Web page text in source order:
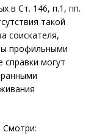
в Ст. 146, п.1, пп.
такой
соискателя,
профильными
могут
Смотри: